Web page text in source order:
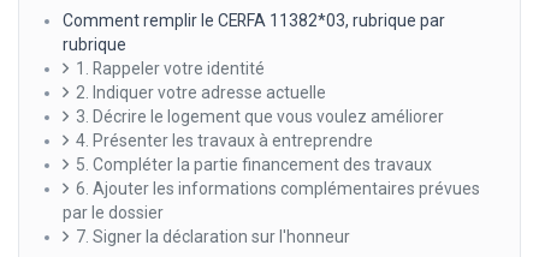
Comment remplir le CERFA 11382*03, rubrique par
rubrique
1. Rappeler votre identité
2. Indiquer votre adresse actuelle
3. Décrire le logement que vous voulez améliorer
4. Présenter les travaux à entreprendre
5. Compléter la partie financement des travaux
6. Ajouter les informations complémentaires prévues
par le dossier
7. Signer la déclaration sur l'honneur